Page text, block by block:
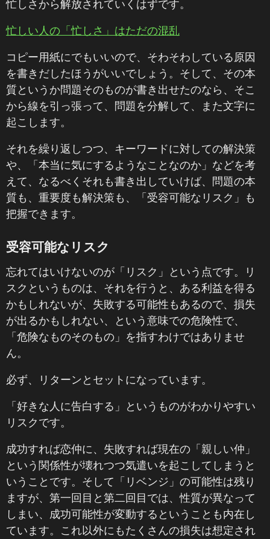
忙しさから解放されていくはずです。
忙しい人の「忙しさ」はただの混乱
コピー用紙にでもいいので、そわそわしている原因
を書きだしたほうがいいでしょう。そして、その本
質というか問題そのものが書き出せたのなら、そこ
から線を引っ張って、問題を分解して、また文字に
起こします。
それを繰り返しつつ、キーワードに対しての解決策
や、「本当に気にするようなことなのか」などを考
えて、なるべくそれも書き出していけば、問題の本
質も、重要度も解決策も、「受容可能なリスク」も
把握できます。
受容可能なリスク
忘れてはいけないのが「リスク」という点です。リ
スクというものは、それを行うと、ある利益を得る
かもしれないが、失敗する可能性もあるので、損失
が出るかもしれない、という意味での危険性で、
「危険なものそのもの」を指すわけではありませ
ん。
必ず、リターンとセットになっています。
「好きな人に告白する」というものがわかりやすい
リスクです。
成功すれば恋仲に、失敗すれば現在の「親しい仲」
という関係性が壊れつつ気遣いを起こしてしまうと
いうことです。そして「リベンジ」の可能性は残り
ますが、第一回目と第二回目では、性質が異なって
しまい、成功可能性が変動するということも内在し
ています。これ以外にもたくさんの損失は想定され